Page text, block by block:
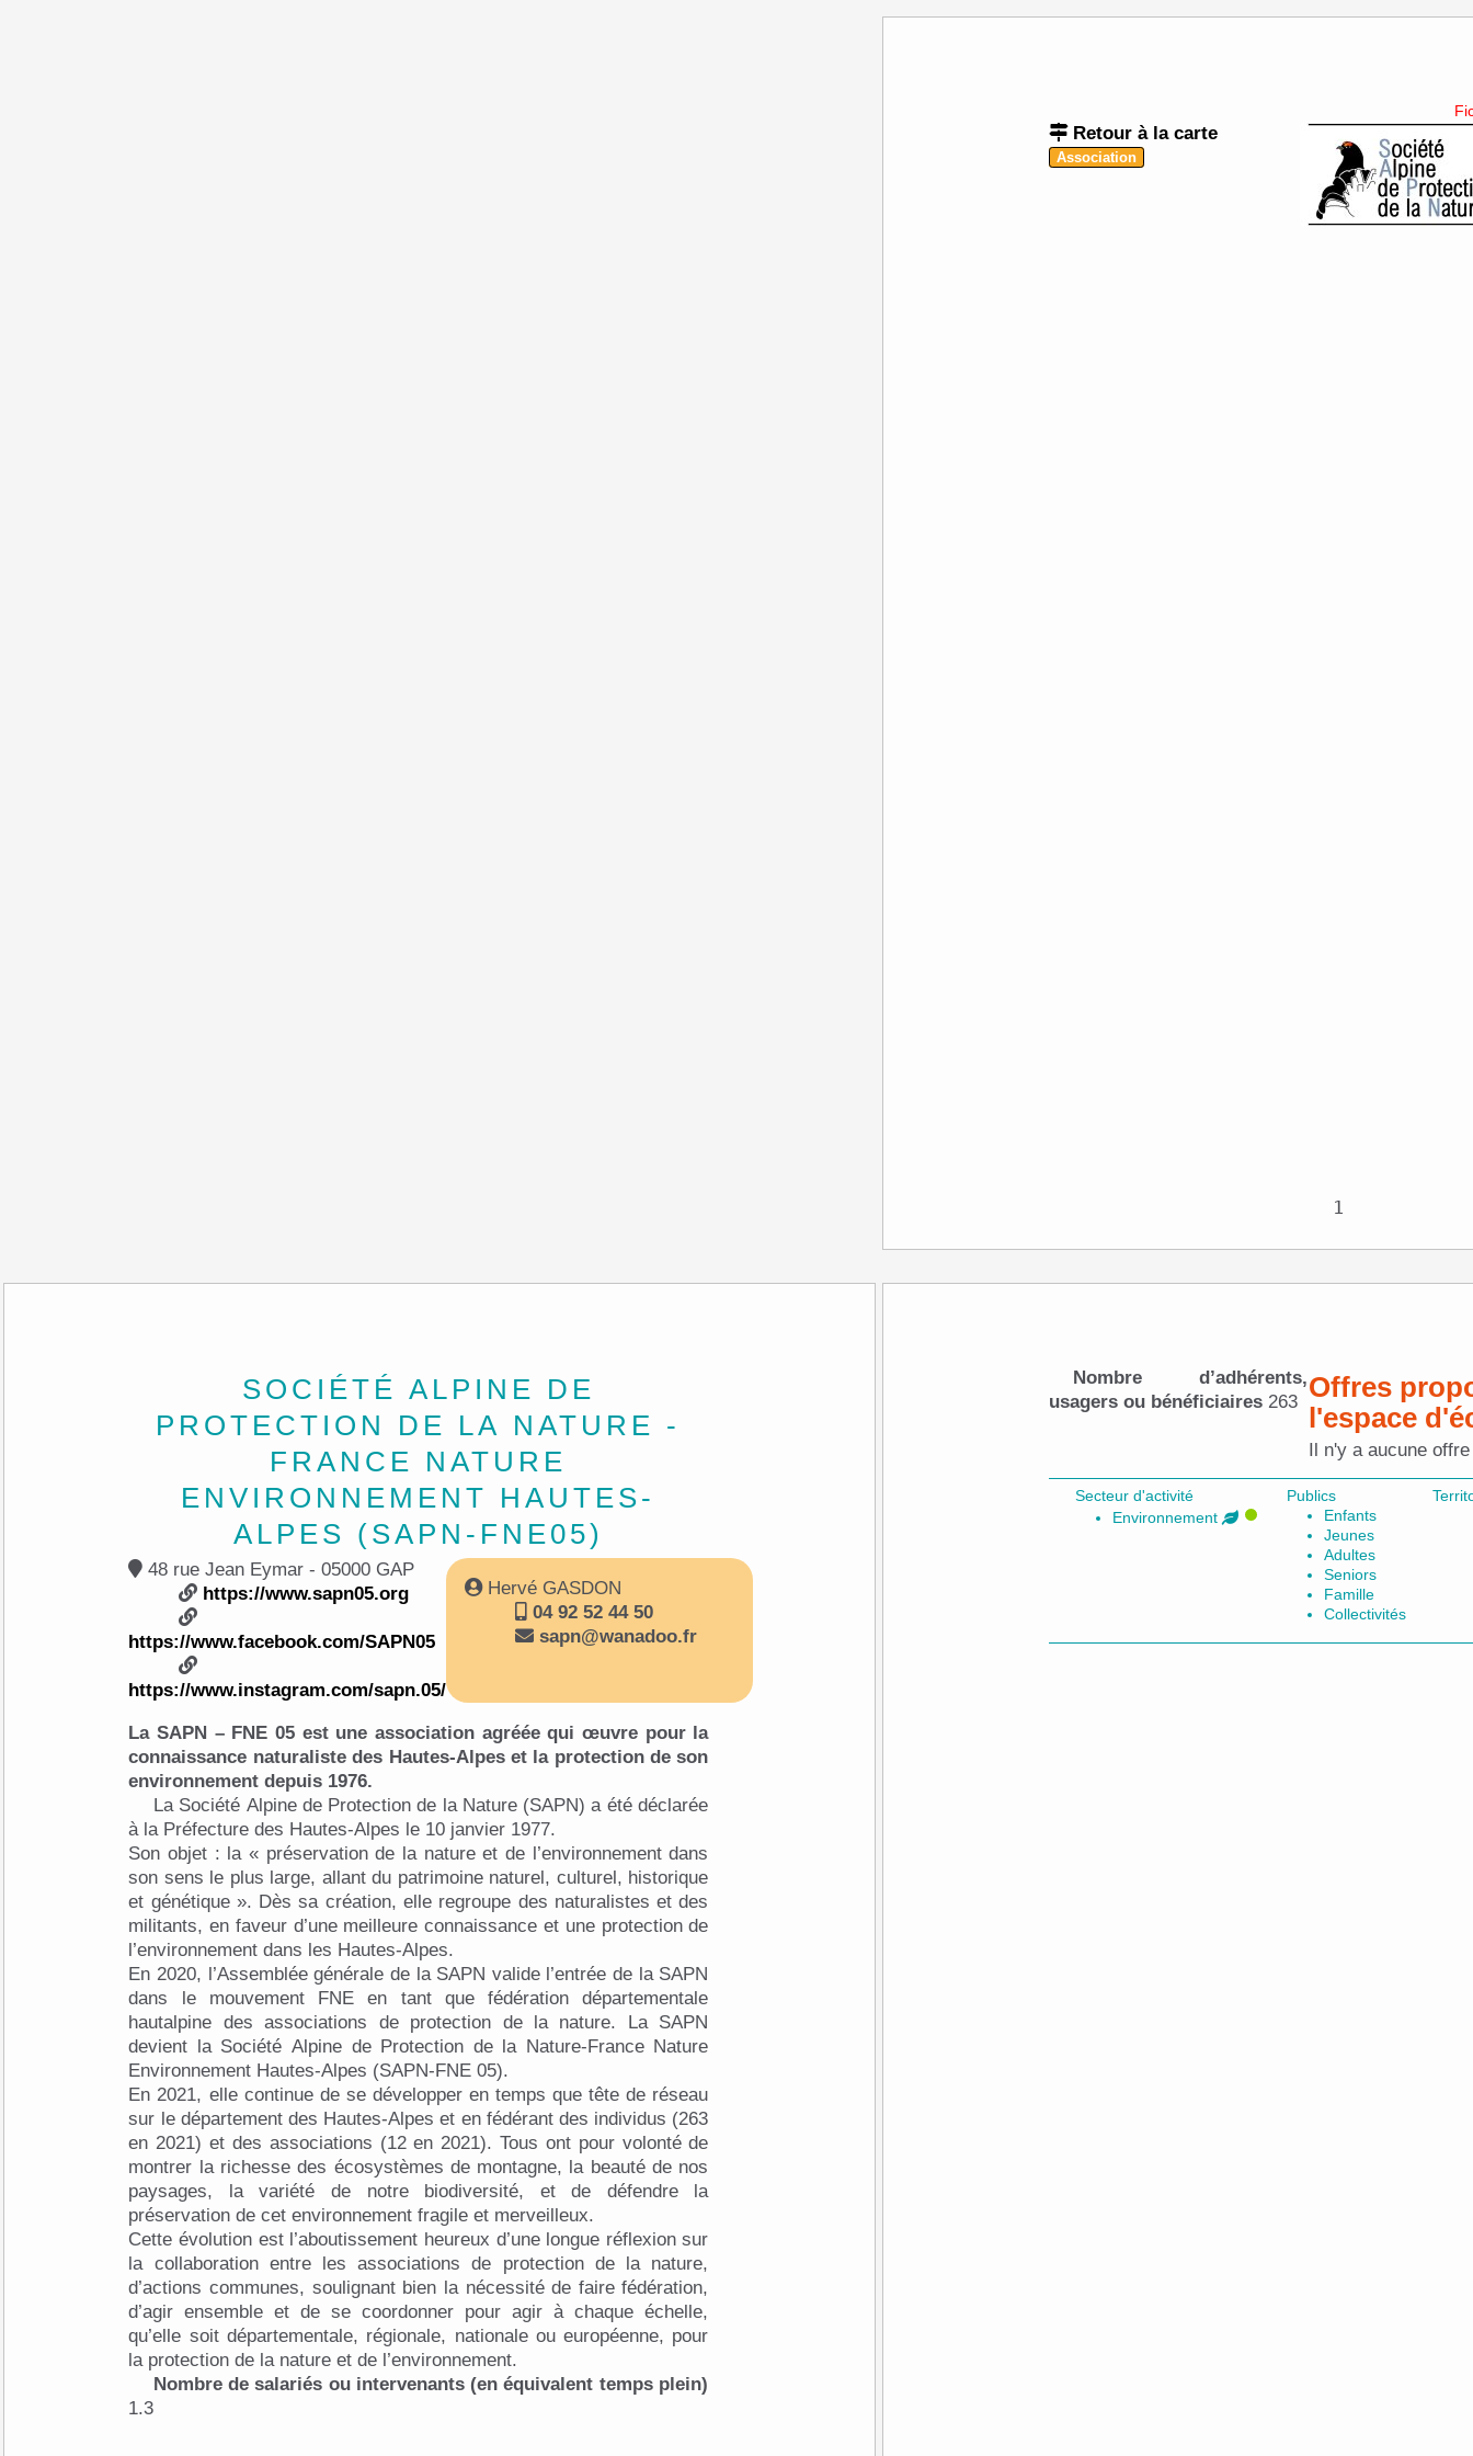
Retour à la carte
Association
SOCIÉTÉ ALPINE DE
PROTECTION DE LA NATURE -
FRANCE NATURE
ENVIRONNEMENT HAUTES-
ALPES (SAPN-FNE05)
48 rue Jean Eymar - 05000 GAP
https://www.sapn05.org
https://www.facebook.com/SAPN05
https://www.instagram.com/sapn.05/
Hervé GASDON
04 92 52 44 50
sapn@wanadoo.fr
La SAPN – FNE 05 est une association agréée qui œuvre pour la
connaissance naturaliste des Hautes-Alpes et la protection de son
environnement depuis 1976.
La Société Alpine de Protection de la Nature (SAPN) a été déclarée
à la Préfecture des Hautes-Alpes le 10 janvier 1977.
Son objet : la « préservation de la nature et de l’environnement dans
son sens le plus large, allant du patrimoine naturel, culturel, historique
et génétique ». Dès sa création, elle regroupe des naturalistes et des
militants, en faveur d’une meilleure connaissance et une protection de
l’environnement dans les Hautes-Alpes.
En 2020, l’Assemblée générale de la SAPN valide l’entrée de la SAPN
dans le mouvement FNE en tant que fédération départementale
hautalpine des associations de protection de la nature. La SAPN
devient la Société Alpine de Protection de la Nature-France Nature
Environnement Hautes-Alpes (SAPN-FNE 05).
En 2021, elle continue de se développer en temps que tête de réseau
sur le département des Hautes-Alpes et en fédérant des individus (263
en 2021) et des associations (12 en 2021). Tous ont pour volonté de
montrer la richesse des écosystèmes de montagne, la beauté de nos
paysages, la variété de notre biodiversité, et de défendre la
préservation de cet environnement fragile et merveilleux.
Cette évolution est l’aboutissement heureux d’une longue réflexion sur
la collaboration entre les associations de protection de la nature,
d’actions communes, soulignant bien la nécessité de faire fédération,
d’agir ensemble et de se coordonner pour agir à chaque échelle,
qu’elle soit départementale, régionale, nationale ou européenne, pour
la protection de la nature et de l’environnement.
Nombre de salariés ou intervenants (en équivalent temps plein)
1.3
Nombre d’adhérents,
usagers ou bénéficiaires263 Offres proposées dans
l'espace
Il n'y a aucune
Secteur d'activité
Environnement
Publics
Enfants
Jeunes
Adultes
Seniors
Famille
Collectivités